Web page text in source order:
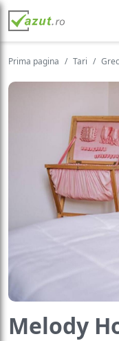
Prima pagina Tari
Melody